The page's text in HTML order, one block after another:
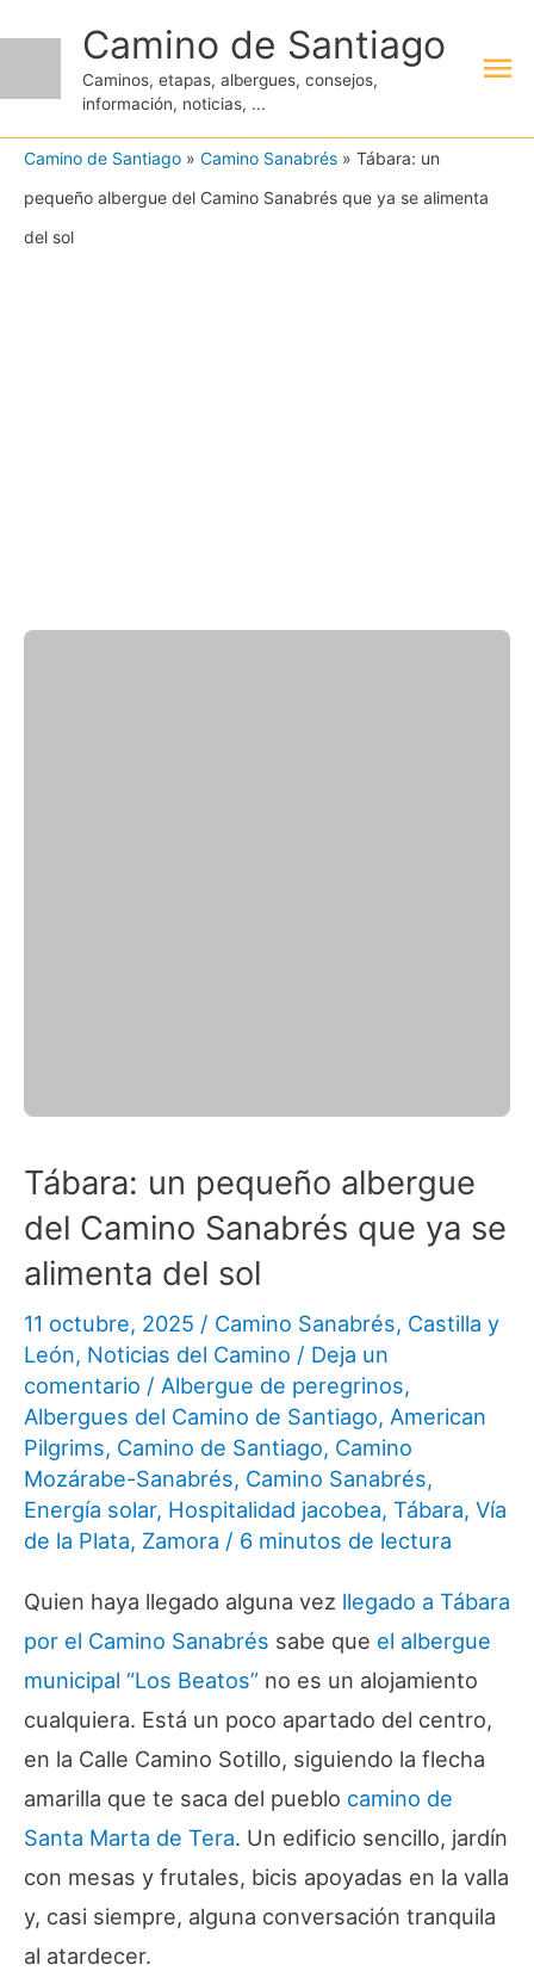
contenido
Camino de Santiago
Caminos, etapas, albergues, consejos,
información, noticias, ...
Camino de Santiago » Camino Sanabrés » Tábara: un
pequeño albergue del Camino Sanabrés que ya se alimenta
del sol
Tábara: un pequeño albergue
del Camino Sanabrés que ya se
alimenta del sol
11 octubre, 2025 / Camino Sanabrés, Castilla y
León, Noticias del Camino / Deja un
comentario / Albergue de peregrinos,
Albergues del Camino de Santiago, American
Pilgrims, Camino de Santiago, Camino
Mozárabe-Sanabrés, Camino Sanabrés,
Energía solar, Hospitalidad jacobea, Tábara, Vía
de la Plata, Zamora / 6 minutos de lectura
Quien haya llegado alguna vez llegado a Tábara
por el Camino Sanabrés sabe que el albergue
municipal “Los Beatos” no es un alojamiento
cualquiera. Está un poco apartado del centro,
en la Calle Camino Sotillo, siguiendo la flecha
amarilla que te saca del pueblo camino de
Santa Marta de Tera. Un edificio sencillo, jardín
con mesas y frutales, bicis apoyadas en la valla
y, casi siempre, alguna conversación tranquila
al atardecer.